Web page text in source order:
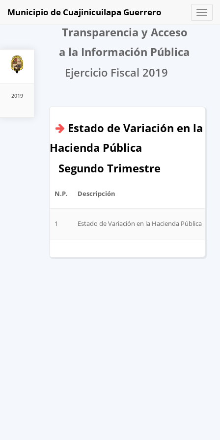
2019
Toggle
Municipio de Cuajinicuilapa Guerrero
Transparencia y Acceso
a la Información Pública
Ejercicio Fiscal 2019
Estado de Variación en la
Hacienda Pública
Segundo Trimestre
N.P. Descripción
1 Estado de Variación en la Hacienda Pública